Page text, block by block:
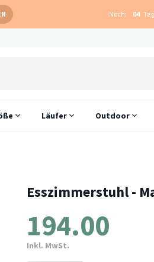
Noch: 04
Läufer Outdoor
Esszimmerstuhl -
194.00
Inkl. MwSt.